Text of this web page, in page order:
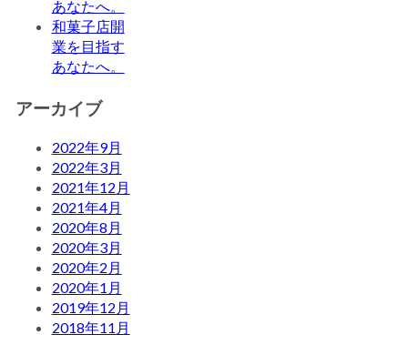
あなたへ。
和菓子店開
業を目指す
あなたへ。
アーカイブ
2022年9月
2022年3月
2021年12月
2021年4月
2020年8月
2020年3月
2020年2月
2020年1月
2019年12月
2018年11月